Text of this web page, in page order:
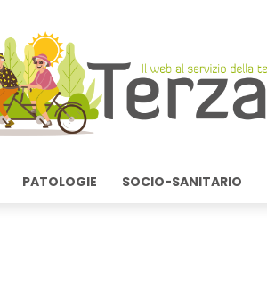
PATOLOGIE SOCIO-SANITARIO